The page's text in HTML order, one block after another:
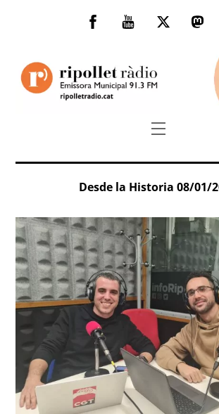
Facebook
You
Twitter
Menu
Desde la Historia 08/01/